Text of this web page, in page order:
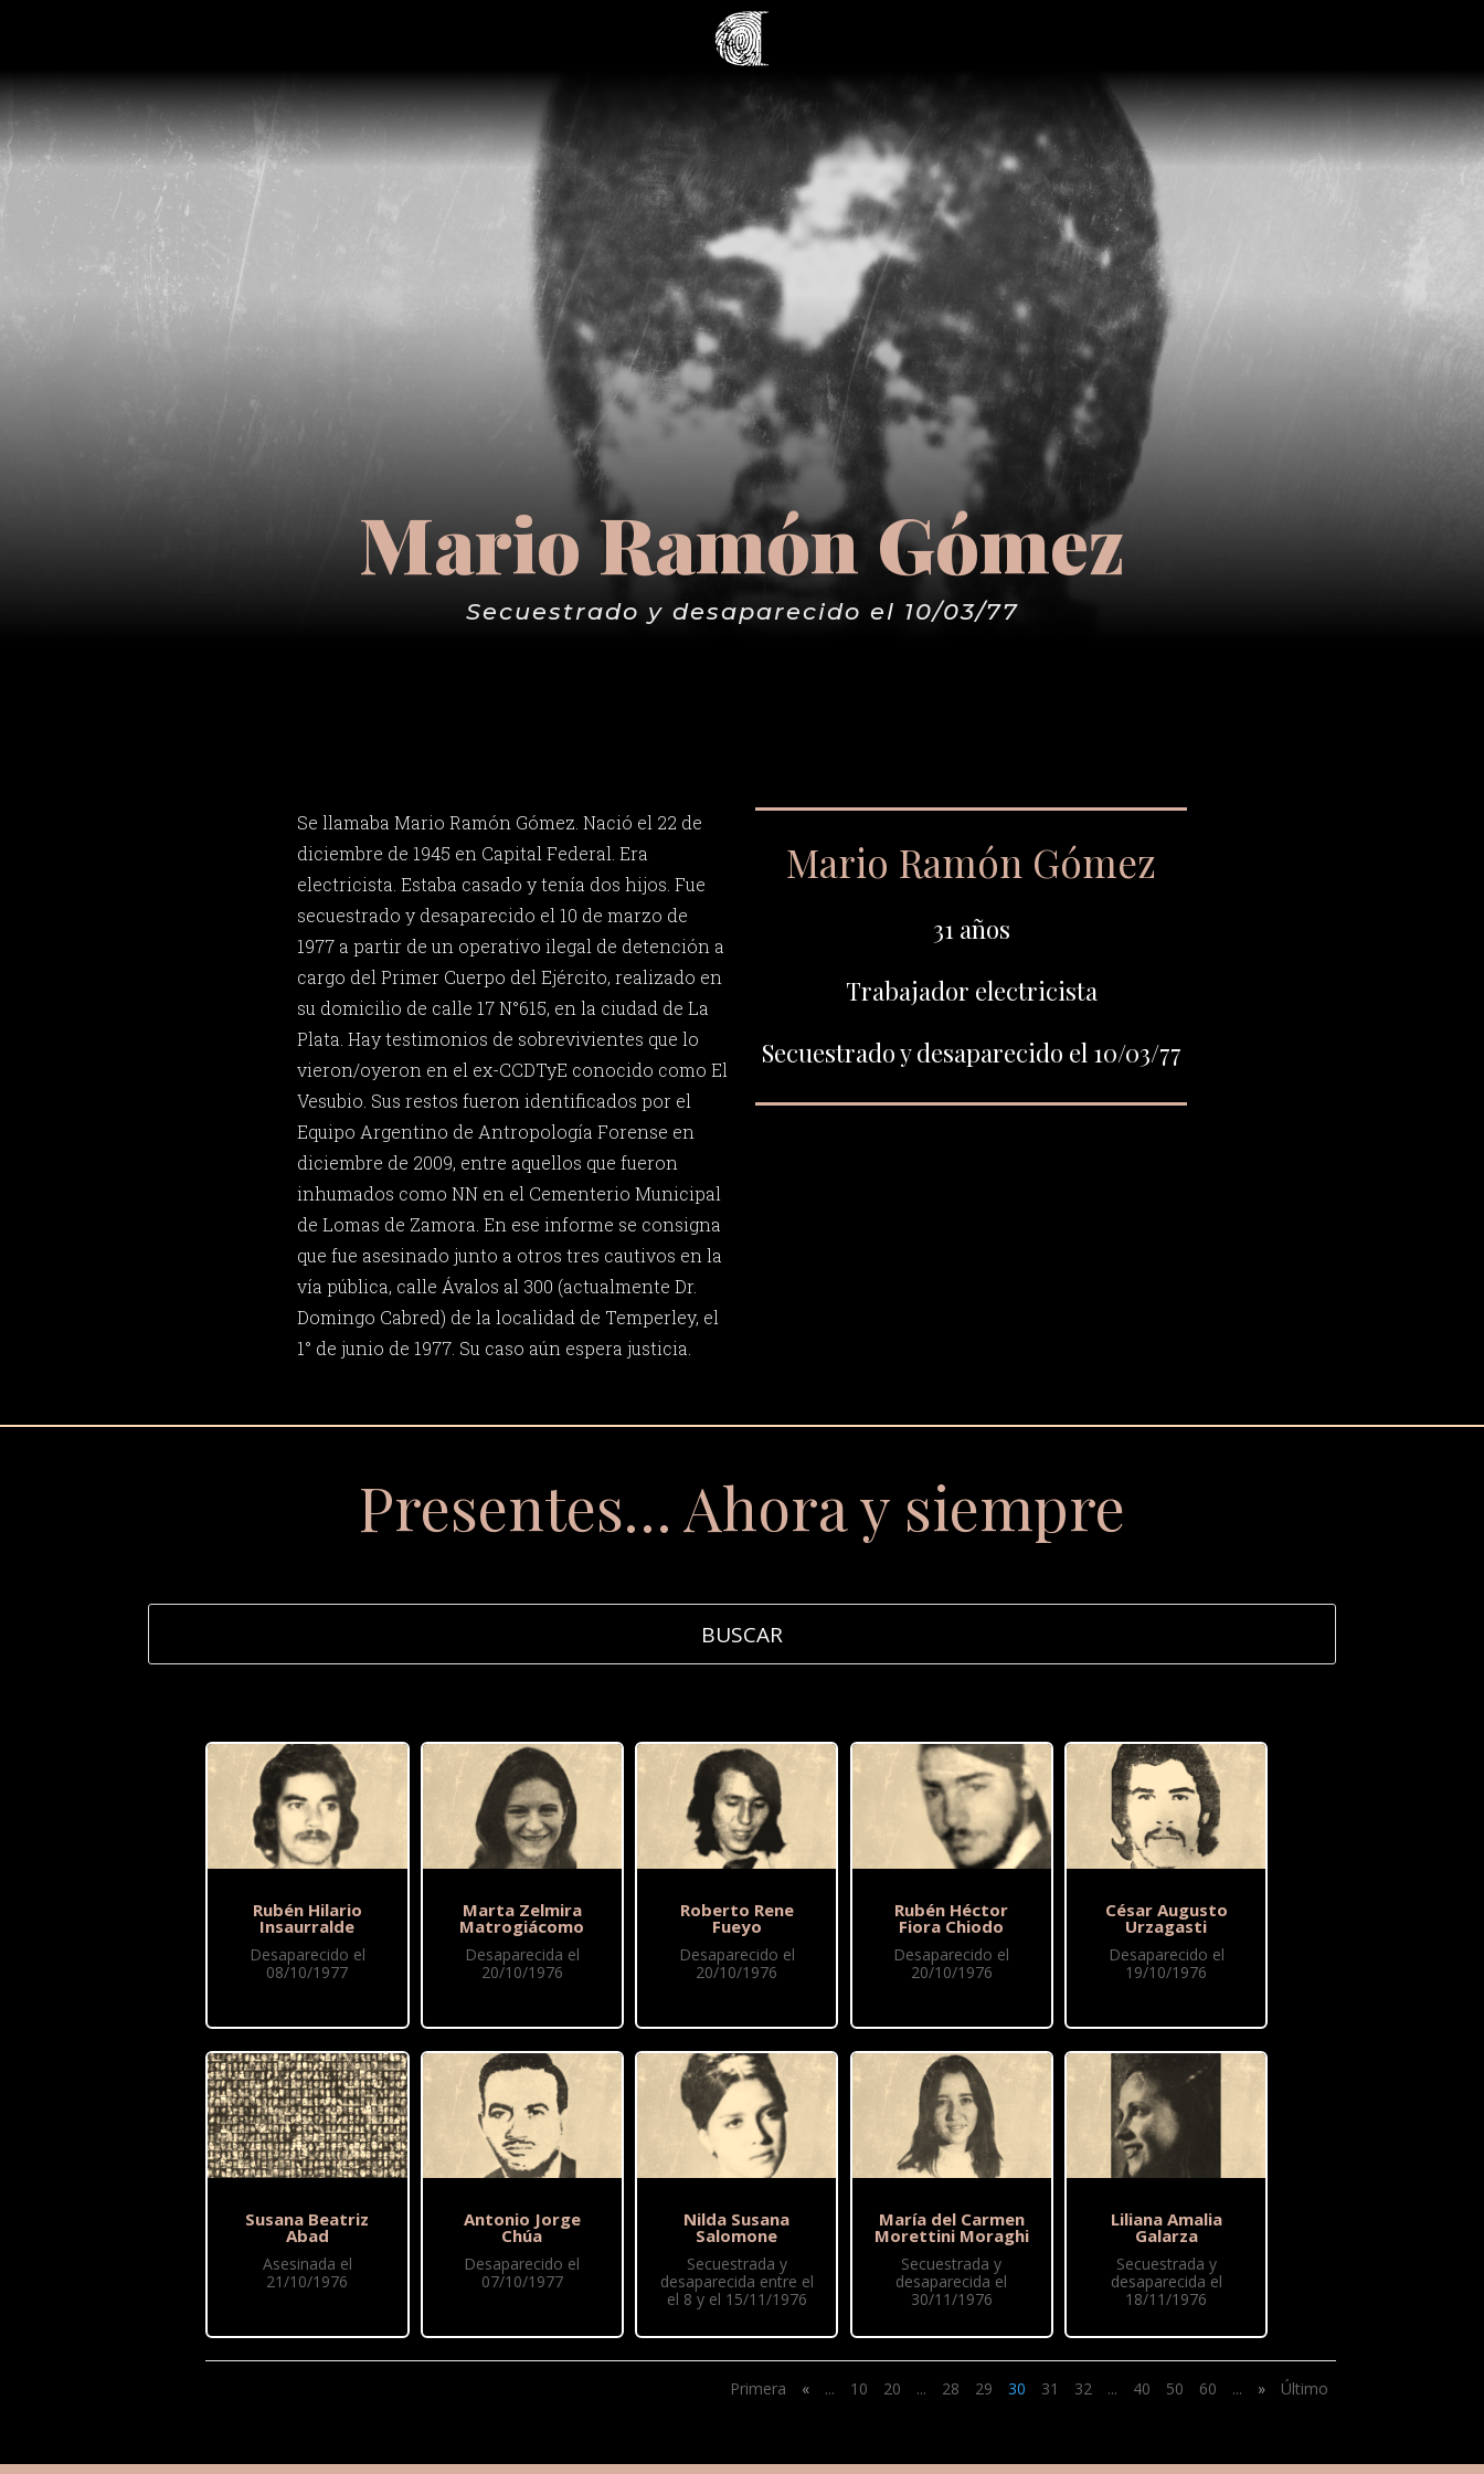
Mario Ramón Gómez
Secuestrado y desaparecido el 10/03/77
Se llamaba Mario Ramón Gómez. Nació el 22 de
diciembre de 1945 en Capital Federal. Era
electricista. Estaba casado y tenía dos hijos. Fue
secuestrado y desaparecido el 10 de marzo de
1977 a partir de un operativo ilegal de detención a
cargo del Primer Cuerpo del Ejército, realizado en
su domicilio de calle 17 N°615, en la ciudad de La
Plata. Hay testimonios de sobrevivientes que lo
vieron/oyeron en el ex-CCDTyE conocido como El
Vesubio. Sus restos fueron identificados por el
Equipo Argentino de Antropología Forense en
diciembre de 2009, entre aquellos que fueron
inhumados como NN en el Cementerio Municipal
de Lomas de Zamora. En ese informe se consigna
que fue asesinado junto a otros tres cautivos en la
vía pública, calle Ávalos al 300 (actualmente Dr.
Domingo Cabred) de la localidad de Temperley, el
1° de junio de 1977. Su caso aún espera justicia.
Mario Ramón Gómez
31 años
Trabajador electricista
Secuestrado y desaparecido el 10/03/77
Presentes… Ahora y siempre
Rubén Hilario
Insaurralde
Desaparecido el
08/10/1977
Susana Beatriz
Abad
Asesinada el
21/10/1976
Marta Zelmira
Matrogiácomo
Desaparecida el
20/10/1976
Antonio Jorge
Chúa
Desaparecido el
07/10/1977
Roberto Rene
Fueyo
Desaparecido el
20/10/1976
Nilda Susana
Salomone
Secuestrada y
desaparecida entre el
el 8 y el 15/11/1976
Rubén Héctor
Fiora Chiodo
Desaparecido el
20/10/1976
María del Carmen
Morettini Moraghi
Secuestrada y
desaparecida el
30/11/1976
César Augusto
Urzagasti
Desaparecido el
19/10/1976
Liliana Amalia
Galarza
Secuestrada y
desaparecida el
18/11/1976
Primera « ... 10 20 ... 28 29 30 31 32 ... 40 50 60 ... » Último